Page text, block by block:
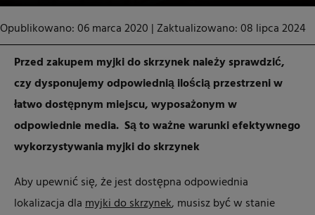
Opublikowano: 06 marca 2020 | Zaktualizowano: 08 lipca 2024
Przed zakupem myjki do skrzynek należy sprawdzić,
czy dysponujemy odpowiednią ilością przestrzeni w
łatwo dostępnym miejscu, wyposażonym w
odpowiednie media. Są to ważne warunki efektywnego
wykorzystywania myjki do skrzynek
Aby upewnić się, że jest dostępna odpowiednia
lokalizacja dlamyjki do skrzynek, musisz być w stanie